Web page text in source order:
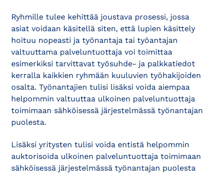
Ryhmille tulee kehittää joustava prosessi, jossa
asiat voidaan käsitellä siten, että lupien käsittely
hoituu nopeasti ja työnantaja tai työantajan
valtuuttama palveluntuottaja voi toimittaa
esimerkiksi tarvittavat työsuhde- ja palkkatiedot
kerralla kaikkien ryhmään kuuluvien työhakijoiden
osalta. Työnantajien tulisi lisäksi voida aiempaa
helpommin valtuuttaa ulkoinen palveluntuottaja
toimimaan sähköisessä järjestelmässä työnantajan
puolesta.
Lisäksi yritysten tulisi voida entistä helpommin
auktorisoida ulkoinen palveluntuottaja toimimaan
sähköisessä järjestelmässä työnantajan puolesta